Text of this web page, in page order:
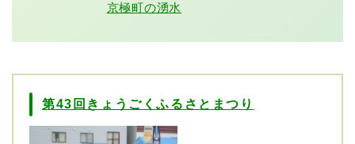
京極町の湧水
第43回きょうごくふるさとまつり